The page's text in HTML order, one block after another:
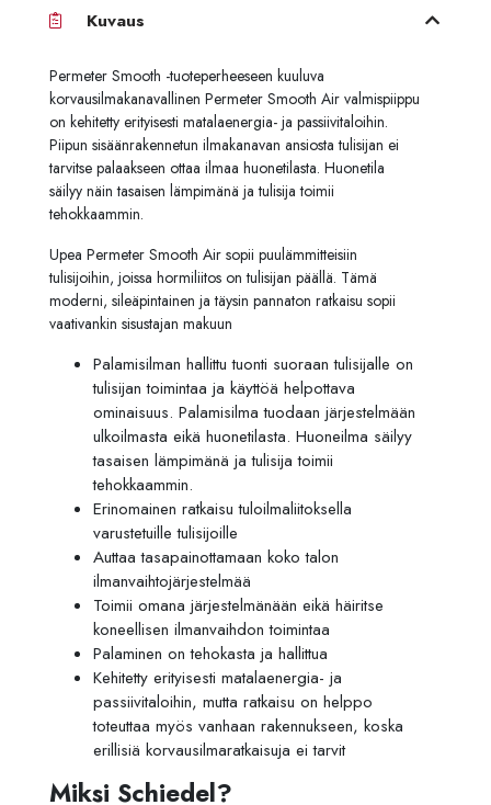
Kuvaus
Permeter Smooth -tuoteperheeseen kuuluva
korvausilmakanavallinen Permeter Smooth Air valmispiippu
on kehitetty erityisesti matalaenergia- ja passiivitaloihin.
Piipun sisäänrakennetun ilmakanavan ansiosta tulisijan ei
tarvitse palaakseen ottaa ilmaa huonetilasta. Huonetila
säilyy näin tasaisen lämpimänä ja tulisija toimii
tehokkaammin.
Upea Permeter Smooth Air sopii puulämmitteisiin
tulisijoihin, joissa hormiliitos on tulisijan päällä. Tämä
moderni, sileäpintainen ja täysin pannaton ratkaisu sopii
vaativankin sisustajan makuun
Palamisilman hallittu tuonti suoraan tulisijalle on
tulisijan toimintaa ja käyttöä helpottava
ominaisuus. Palamisilma tuodaan järjestelmään
ulkoilmasta eikä huonetilasta. Huoneilma säilyy
tasaisen lämpimänä ja tulisija toimii
tehokkaammin.
Erinomainen ratkaisu tuloilmaliitoksella
varustetuille tulisijoille
Auttaa tasapainottamaan koko talon
ilmanvaihtojärjestelmää
Toimii omana järjestelmänään eikä häiritse
koneellisen ilmanvaihdon toimintaa
Palaminen on tehokasta ja hallittua
Kehitetty erityisesti matalaenergia- ja
passiivitaloihin, mutta ratkaisu on helppo
toteuttaa myös vanhaan rakennukseen, koska
erillisiä korvausilmaratkaisuja ei tarvit
Miksi Schiedel?